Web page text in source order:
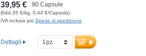
39,95 € 90 Capsule
(644,35 €/kg, 0,44 €/Capsula)
IVA inclusa più Spese di spedizione
Dettagli